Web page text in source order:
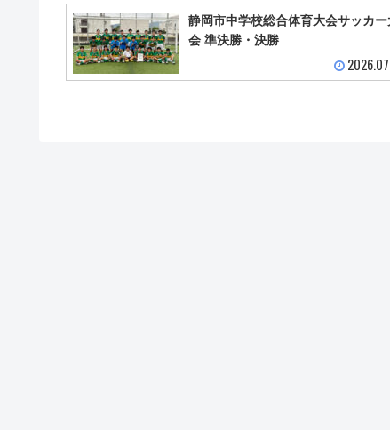
静岡市中学校総合体育大会サッカー
会 準決勝・決勝